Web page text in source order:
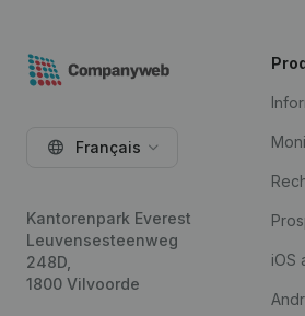
Français
Kantorenpark Everest
Leuvensesteenweg
248D,
1800 Vilvoorde
iOS